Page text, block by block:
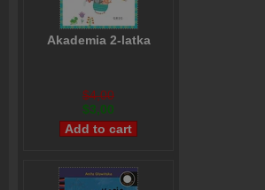
Akademia 2-latka
$4,00
$3,00